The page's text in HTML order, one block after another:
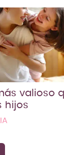
valioso
hijos